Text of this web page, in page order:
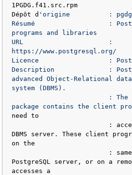
1PGDG.f41.src.rpm
Dépôt d 'origine          :
Résumé                   :
programs and libraries
URL                      :
https://www.postgresql.org/
Licence                  :
Description              :
advanced Object-Relational
system (DBMS).
package contains the client
need to
DBMS server. These client
on the
PostgreSQL server, or on a
accesses a